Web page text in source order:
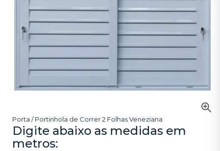
Porta / Portinhola de Correr 2 Folhas Veneziana
Digite abaixo as medidas em
metros: